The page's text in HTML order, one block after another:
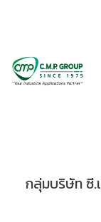
กลุ่มบริษัท ซี.